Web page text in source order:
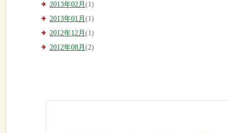
2013年02月 (1)
2013年01月 (1)
2012年12月 (1)
2012年08月 (2)